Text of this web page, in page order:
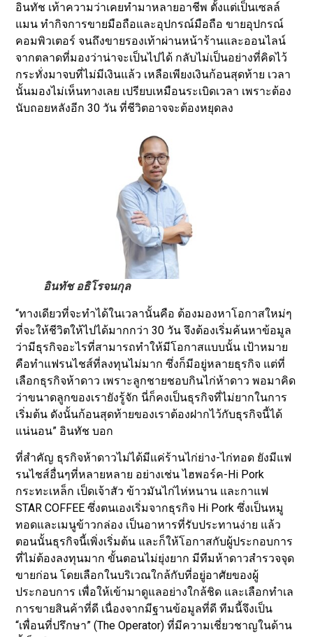
อินทัช เท้าความว่าเคยทำมาหลายอาชีพ ตั้งแต่เป็นเซลล์
แมน ทำกิจการขายมือถือและอุปกรณ์มือถือ ขายอุปกรณ์
คอมพิวเตอร์ จนถึงขายรองเท้าผ่านหน้าร้านและออนไลน์
จากตลาดที่มองว่าน่าจะเป็นไปได้ กลับไม่เป็นอย่างที่คิดไว้
กระทั่งมาจบที่ไม่มีเงินแล้ว เหลือเพียงเงินก้อนสุดท้าย เวลา
นั้นมองไม่เห็นทางเลย เปรียบเหมือนระเบิดเวลา เพราะต้อง
นับถอยหลังอีก 30 วัน ที่ชีวิตอาจจะต้องหยุดลง
อินทัช อธิโรจนกุล
“ทางเดียวที่จะทำได้ในเวลานั้นคือ ต้องมองหาโอกาสใหม่ๆ
ที่จะให้ชีวิตให้ไปได้มากกว่า 30 วัน จึงต้องเริ่มค้นหาข้อมูล
ว่ามีธุรกิจอะไรที่สามารถทำให้มีโอกาสแบบนั้น เป้าหมาย
คือทำแฟรนไชส์ที่ลงทุนไม่มาก ซึ่งก็มีอยู่หลายธุรกิจ แต่ที่
เลือกธุรกิจห้าดาว เพราะลูกชายชอบกินไก่ห้าดาว พอมาคิด
ว่าขนาดลูกของเรายังรู้จัก นี่ก็คงเป็นธุรกิจที่ไม่ยากในการ
เริ่มต้น ดังนั้นก้อนสุดท้ายของเราต้องฝากไว้กับธุรกิจนี้ได้
แน่นอน” อินทัช บอก
ที่สำคัญ ธุรกิจห้าดาวไม่ได้มีแค่ร้านไก่ย่าง-ไก่ทอด ยังมีแฟ
รนไชส์อื่นๆที่หลายหลาย อย่างเช่น ไฮพอร์ค-Hi Pork
กระทะเหล็ก เป็ดเจ้าสัว ข้าวมันไก่ไห่หนาน และกาแฟ
STAR COFFEE ซึ่งตนเองเริ่มจากธุรกิจ Hi Pork ซึ่งเป็นหมู
ทอดและเมนูข้าวกล่อง เป็นอาหารที่รับประทานง่าย แล้ว
ตอนนั้นธุรกิจนี้เพิ่งเริ่มต้น และก็ให้โอกาสกับผู้ประกอบการ
ที่ไม่ต้องลงทุนมาก ขั้นตอนไม่ยุ่งยาก มีทีมห้าดาวสำรวจจุด
ขายก่อน โดยเลือกในบริเวณใกล้กับที่อยู่อาศัยของผู้
ประกอบการ เพื่อให้เข้ามาดูแลอย่างใกล้ชิด และเลือกทำเล
การขายสินค้าที่ดี เนื่องจากมีฐานข้อมูลที่ดี ทีมนี้จึงเป็น
“เพื่อนที่ปรึกษา” (The Operator) ที่มีความเชี่ยวชาญในด้าน